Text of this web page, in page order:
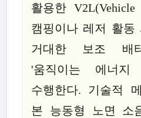
활용한
캠핑이나 레저 활동
거대한 보조 배
'움직이는 에너
수행한다. 기술적
본 능동형 노면 소